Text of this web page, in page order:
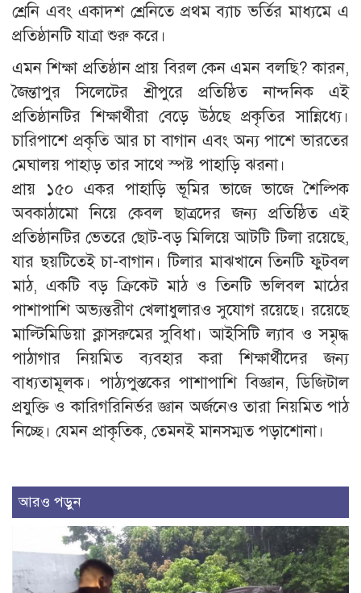
শ্রেনি এবং একাদশ শ্রেনিতে প্রথম ব্যাচ ভর্তির মাধ্যমে এ
প্রতিষ্ঠানটি যাত্রা শুরু করে।
এমন শিক্ষা প্রতিষ্ঠান প্রায় বিরল কেন এমন বলছি? কারন,
জৈন্তাপুর সিলেটের শ্রীপুরে প্রতিষ্ঠিত নান্দনিক এই
প্রতিষ্ঠানটির শিক্ষার্থীরা বেড়ে উঠছে প্রকৃতির সান্নিধ্যে।
চারিপাশে প্রকৃতি আর চা বাগান এবং অন্য পাশে ভারতের
মেঘালয় পাহাড় তার সাথে স্পষ্ট পাহাড়ি ঝরনা।
প্রায় ১৫০ একর পাহাড়ি ভূমির ভাজে ভাজে শৈল্পিক
অবকাঠামো নিয়ে কেবল ছাত্রদের জন্য প্রতিষ্ঠিত এই
প্রতিষ্ঠানটির ভেতরে ছোট-বড় মিলিয়ে আটটি টিলা রয়েছে,
যার ছয়টিতেই চা-বাগান। টিলার মাঝখানে তিনটি ফুটবল
মাঠ, একটি বড় ক্রিকেট মাঠ ও তিনটি ভলিবল মাঠের
পাশাপাশি অভ্যন্তরীণ খেলাধুলারও সুযোগ রয়েছে। রয়েছে
মাল্টিমিডিয়া ক্লাসরুমের সুবিধা। আইসিটি ল্যাব ও সমৃদ্ধ
পাঠাগার নিয়মিত ব্যবহার করা শিক্ষার্থীদের জন্য
বাধ্যতামূলক। পাঠ্যপুস্তকের পাশাপাশি বিজ্ঞান, ডিজিটাল
প্রযুক্তি ও কারিগরিনির্ভর জ্ঞান অর্জনেও তারা নিয়মিত পাঠ
নিচ্ছে। যেমন প্রাকৃতিক, তেমনই মানসম্মত পড়াশোনা।
আরও পড়ুন